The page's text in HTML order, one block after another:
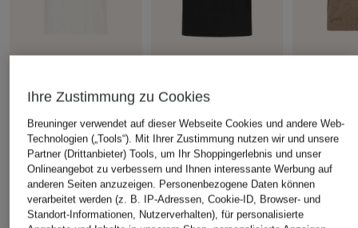
Piqué-Poloshirt
CHF 85
Ursprünglich:CHF 119
Piqué-Poloshirt
CHF 90
Ursprünglich:CHF 129
CHF 149
Ursprünglich:
ÄHNLICHE ARTIKEL ENTDECKEN
Ihre Zustimmung zu Cookies
Breuninger verwendet auf dieser Webseite Cookies und andere Web-
Technologien („Tools“). Mit Ihrer Zustimmung nutzen wir und unsere
Partner (Drittanbieter) Tools, um Ihr Shoppingerlebnis und unser
Onlineangebot zu verbessern und Ihnen interessante Werbung auf
anderen Seiten anzuzeigen. Personenbezogene Daten können
verarbeitet werden (z. B. IP-Adressen, Cookie-ID, Browser- und
Standort-Informationen, Nutzerverhalten), für personalisierte